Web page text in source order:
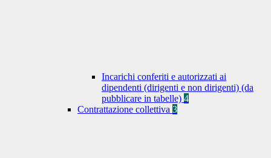
Incarichi conferiti e autorizzati ai
dipendenti (dirigenti e non dirigenti) (da
pubblicare in tabelle) 4
Contrattazione collettiva 3